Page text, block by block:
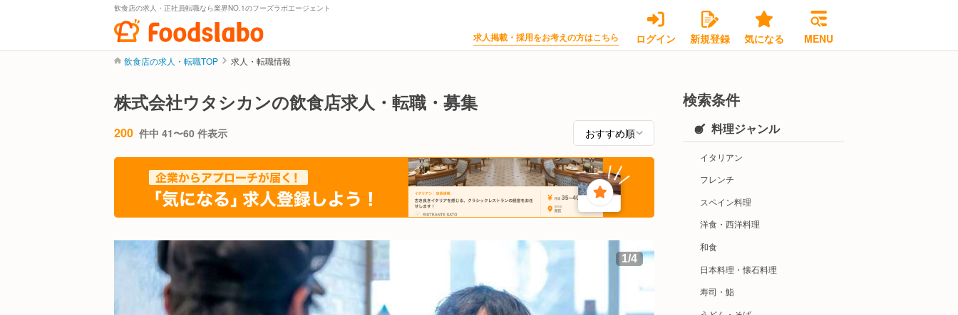
飲食店の求人・正社員転職なら業界NO.1のフーズラボエージェント
求人掲載・採用をお考えの方はこちら ログイン 新規登録 気になる MENU
飲食店の求人・転職TOP 求人・転職情報
株式会社ウタシカンの飲食店求人・転職・募集
200 件中 41〜60 件表示
1/4
検索条件
料理ジャンル
イタリアン
フレンチ
スペイン料理
洋食・西洋料理
和食
日本料理・懐石料理
寿司・鮨